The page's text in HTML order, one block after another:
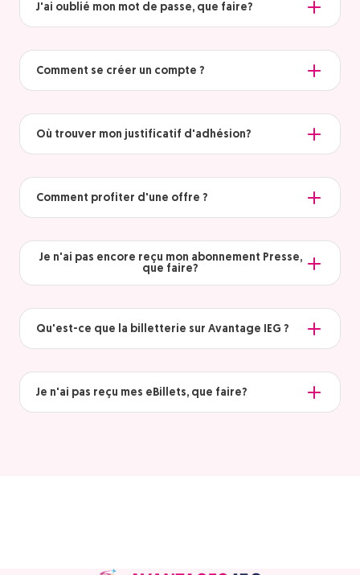
J'ai oublié mon mot de passe, que faire?
Comment se créer un compte ?
Où trouver mon justificatif d'adhésion?
Comment profiter d'une offre ?
Je n'ai pas encore reçu mon abonnement Presse,
que faire?
Qu'est-ce que la billetterie sur Avantage IEG ?
Je n'ai pas reçu mes eBillets, que faire?